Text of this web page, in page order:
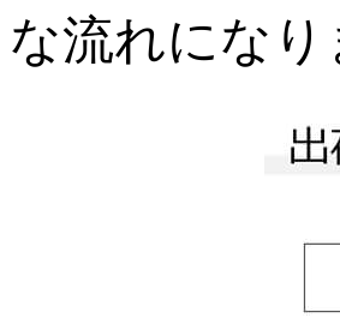
な流れになり